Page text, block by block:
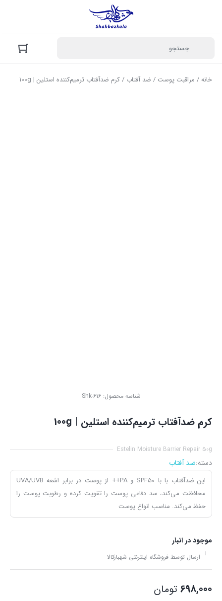
خانه/ مراقبت پوست / ضد آفتاب / کرم ضدآفتاب ترمیم‌کننده استلین | 100g
شناسه محصول:Shk-616
کرم ضدآفتاب ترمیم‌کننده استلین | 100g
Estelin Moisture Barrier Repair 50g
دسته:ضد آفتاب
این ضدآفتاب با با SPF50 و PA++ از پوست در برابر اشعه UVA/UVB
محافظت می‌کند، سد دفاعی پوست را تقویت کرده و رطوبت پوست را
حفظ می‌کند. مناسب انواع پوست
موجود در انبار
ارسال توسط فروشگاه اینترنتی شهبازکالا
698,000 تومان